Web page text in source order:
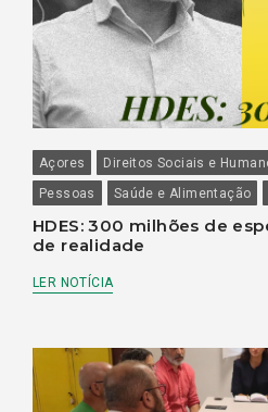
Açores Direitos Sociais e
Pessoas
Saúde e Alimentação
HDES: 300 milhões de
de realidade
LER NOTÍCIA